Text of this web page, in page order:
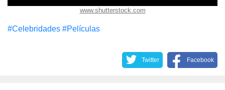
www.shutterstock.com
#Celebridades #Películas
Twitter Facebook